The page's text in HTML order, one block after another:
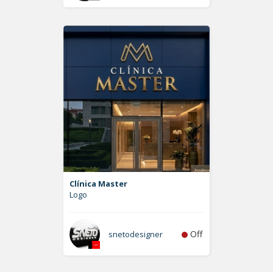
Clínica Master
Logo
snetodesigner Off